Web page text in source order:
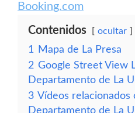
Booking.com
Contenidos ocultar
1
Mapa de La Presa
2 Google Street View
Departamento de La
3 Vídeos relacionados
Departamento de La